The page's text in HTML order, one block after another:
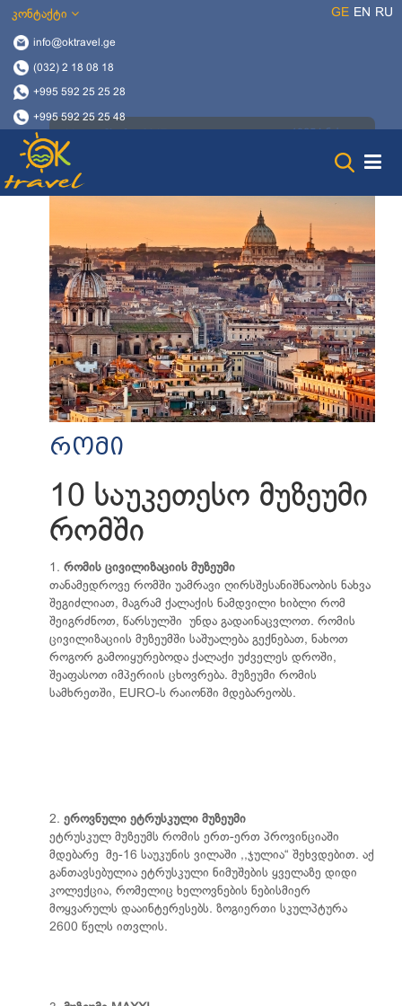
კონტაქტი
info@oktravel.ge
(032) 2 18 08 18
+995 592 25 25 28
+995 592 25 25 48
GE EN RU
რომი
10 საუკეთესო მუზეუმი
რომში
1. რომის ცივილიზაციის მუზეუმი
თანამედროვე რომში უამრავი ღირსშესანიშნაობის ნახვა
შეგიძლიათ, მაგრამ ქალაქის ნამდვილი ხიბლი რომ
შეიგრძნოთ, წარსულში უნდა გადაინაცვლოთ. რომის
ცივილიზაციის მუზეუმში საშუალება გექნებათ, ნახოთ
როგორ გამოიყურებოდა ქალაქი უძველეს დროში,
შეაფასოთ იმპერიის ცხოვრება. მუზეუმი რომის
სამხრეთში, EURO-ს რაიონში მდებარეობს.
2. ეროვნული ეტრუსკული მუზეუმი
ეტრუსკულ მუზეუმს რომის ერთ-ერთ პროვინციაში
მდებარე მე-16 საუკუნის ვილაში ,,ჯულია“ შეხვდებით. აქ
განთავსებულია ეტრუსკული ნიმუშების ყველაზე დიდი
კოლექცია, რომელიც ხელოვნების ნებისმიერ
მოყვარულს დააინტერესებს. ზოგიერთი სკულპტურა
2600 წელს ითვლის.